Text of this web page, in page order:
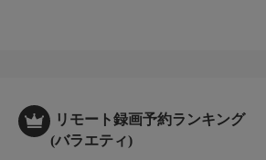
リモート録画予約ランキング
(バラエティ)